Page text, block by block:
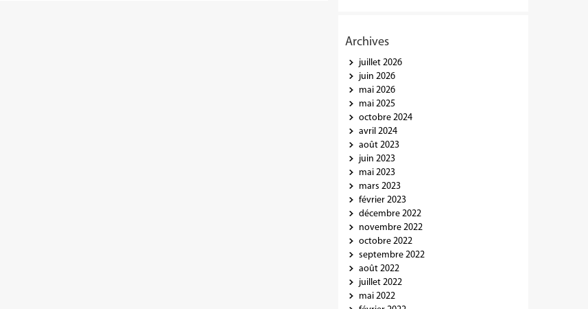
Archives
juillet 2026
juin 2026
mai 2026
mai 2025
octobre 2024
avril 2024
août 2023
juin 2023
mai 2023
mars 2023
février 2023
décembre 2022
novembre 2022
octobre 2022
septembre 2022
août 2022
juillet 2022
mai 2022